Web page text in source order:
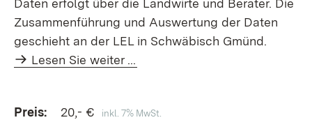
Zusammenführung und Auswertung der Daten
geschieht an der LEL in Schwäbisch Gmünd.
Lesen Sie weiter ...
Preis: 20,- € inkl. 7% MwSt.